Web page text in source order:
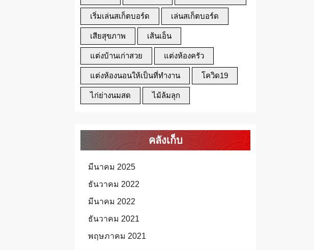
เริ่มเล่นสเก็ตบอร์ด เล่นสเก็ตบอร์ด
เสียสุขภาพ เส้นเอ็น
แต่งบ้านเก่าสวย แต่งห้องครัว
แต่งห้องนอนให้เป็นที่ทำงาน โควิด19
ไก่ย่างนมสด ไม้ล้มลุก
คลังเก็บ
มีนาคม 2025
ธันวาคม 2022
มีนาคม 2022
ธันวาคม 2021
พฤษภาคม 2021